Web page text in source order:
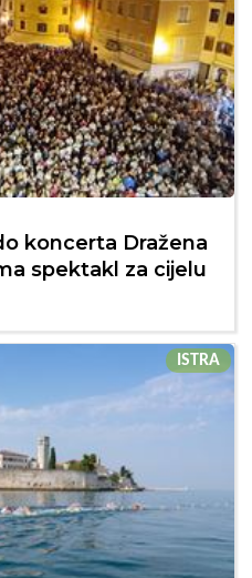
koncerta Dražena
spektakl za cijelu
ISTRA